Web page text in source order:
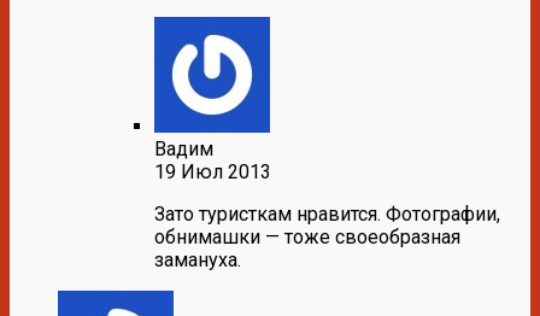
Вадим
19 Июл 2013
Зато туристкам нравится. Фотографии,
обнимашки — тоже своеобразная
замануха.